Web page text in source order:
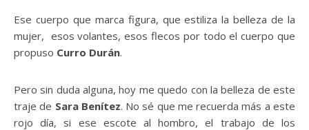
Ese cuerpo que marca figura, que estiliza la belleza de la
mujer, esos volantes, esos flecos por todo el cuerpo que
propuso Curro Durán.
Pero sin duda alguna, hoy me quedo con la belleza de este
traje de Sara Benítez. No sé que me recuerda más a este
rojo día, si ese escote al hombro, el trabajo de los